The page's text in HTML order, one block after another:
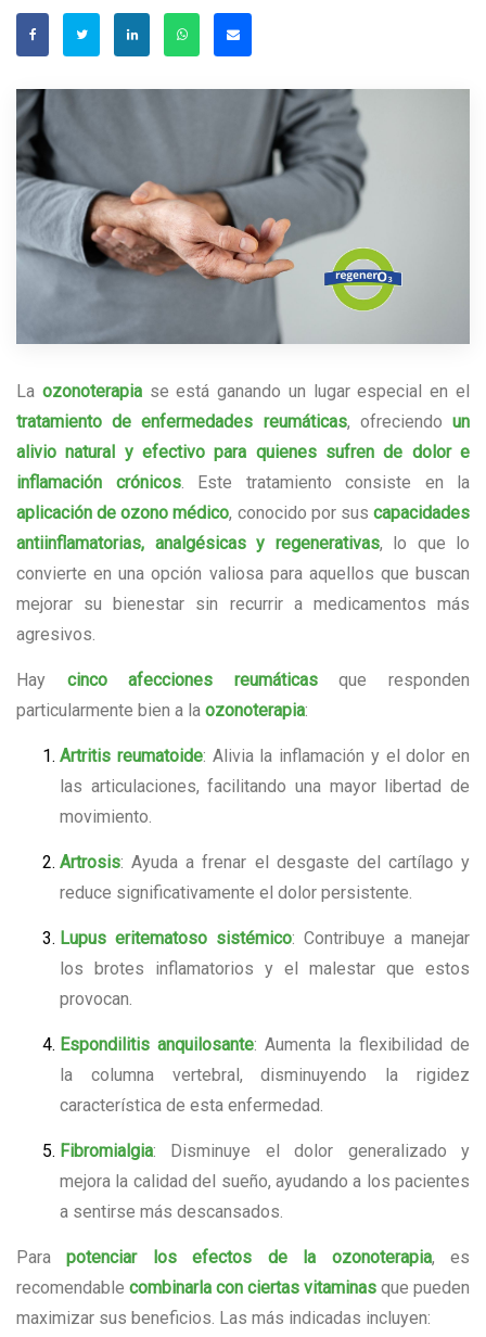
La ozonoterapiase está ganando un lugar especial en el
tratamiento de enfermedades reumáticas, ofreciendoun
alivio natural y efectivo para quienes sufren de dolor e
inflamación crónicos. Este tratamiento consiste en la
aplicación de ozono médico, conocido por suscapacidades
antiinflamatorias, analgésicas y regenerativas, lo que lo
convierte en una opción valiosa para aquellos que buscan
mejorar su bienestar sin recurrir a medicamentos más
agresivos.
Hay cinco afecciones reumáticasque responden
particularmente bien a la ozonoterapia:
Artritis reumatoide: Alivia la inflamación y el dolor en
las articulaciones, facilitando una mayor libertad de
movimiento.
Artrosis: Ayuda a frenar el desgaste del cartílago y
reduce significativamente el dolor persistente.
Lupus eritematoso sistémico: Contribuye a manejar
los brotes inflamatorios y el malestar que estos
provocan.
Espondilitis anquilosante: Aumenta la flexibilidad de
la columna vertebral, disminuyendo la rigidez
característica de esta enfermedad.
Fibromialgia: Disminuye el dolor generalizado y
mejora la calidad del sueño, ayudando a los pacientes
a sentirse más descansados.
Parapotenciar los efectos de la ozonoterapia, es
recomendable combinarla con ciertas vitaminas que pueden
maximizar sus beneficios. Las más indicadas incluyen: